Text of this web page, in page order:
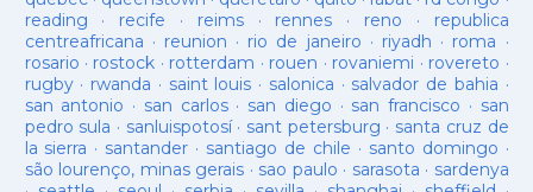
reading · recife · reims· rennes · reno · republica
centreafricana · reunion · rio de janeiro · riyadh · roma ·
rosario · rostock · rotterdam · rouen · rovaniemi · rovereto ·
rugby· rwanda · saint louis · salonica · salvador de bahia ·
san antonio · san carlos· san diego · san francisco · san
pedro sula · sanluispotosí· sant petersburg · santa cruz de
la sierra · santander · santiago de chile · santo domingo ·
são lourenço, minas gerais · sao paulo · sarasota · sardenya